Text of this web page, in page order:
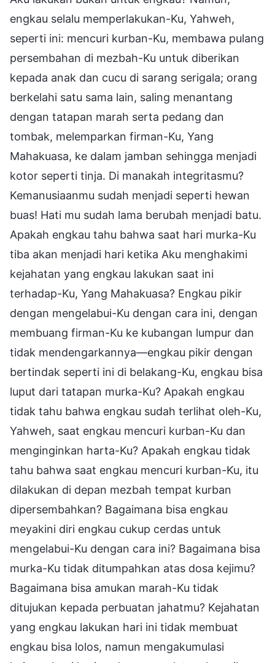
engkau selalu memperlakukan-Ku, Yahweh,
seperti ini: mencuri kurban-Ku, membawa pulang
persembahan di mezbah-Ku untuk diberikan
kepada anak dan cucu di sarang serigala; orang
berkelahi satu sama lain, saling menantang
dengan tatapan marah serta pedang dan
tombak, melemparkan firman-Ku, Yang
Mahakuasa, ke dalam jamban sehingga menjadi
kotor seperti tinja. Di manakah integritasmu?
Kemanusiaanmu sudah menjadi seperti hewan
buas! Hati mu sudah lama berubah menjadi batu.
Apakah engkau tahu bahwa saat hari murka-Ku
tiba akan menjadi hari ketika Aku menghakimi
kejahatan yang engkau lakukan saat ini
terhadap-Ku, Yang Mahakuasa? Engkau pikir
dengan mengelabui-Ku dengan cara ini, dengan
membuang firman-Ku ke kubangan lumpur dan
tidak mendengarkannya—engkau pikir dengan
bertindak seperti ini di belakang-Ku, engkau bisa
luput dari tatapan murka-Ku? Apakah engkau
tidak tahu bahwa engkau sudah terlihat oleh-Ku,
Yahweh, saat engkau mencuri kurban-Ku dan
menginginkan harta-Ku? Apakah engkau tidak
tahu bahwa saat engkau mencuri kurban-Ku, itu
dilakukan di depan mezbah tempat kurban
dipersembahkan? Bagaimana bisa engkau
meyakini diri engkau cukup cerdas untuk
mengelabui-Ku dengan cara ini? Bagaimana bisa
murka-Ku tidak ditumpahkan atas dosa kejimu?
Bagaimana bisa amukan marah-Ku tidak
ditujukan kepada perbuatan jahatmu? Kejahatan
yang engkau lakukan hari ini tidak membuat
engkau bisa lolos, namun mengakumulasi